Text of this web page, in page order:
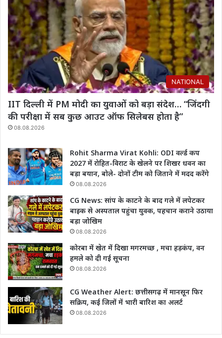
NATIONAL
IIT दिल्ली में PM मोदी का युवाओं को बड़ा संदेश… “जिंदगी
की परीक्षा में सब कुछ आउट ऑफ सिलेबस होता है”
08.08.2026
Rohit Sharma Virat Kohli: ODI वर्ल्ड कप
2027 में रोहित-विराट के खेलने पर शिखर धवन का
बड़ा बयान, बोले- दोनों टीम को जिताने में मदद करेंगे
08.08.2026
CG News: सांप के काटने के बाद गले में लपेटकर
बाइक से अस्पताल पहुंचा युवक, पहचान कराने उठाया
बड़ा जोखिम
08.08.2026
कोरबा में खेत में दिखा मगरमच्छ , मचा हड़कंप, वन
हमले को दी गई सूचना
08.08.2026
CG Weather Alert: छत्तीसगढ़ में मानसून फिर
सक्रिय, कई जिलों में भारी बारिश का अलर्ट
08.08.2026